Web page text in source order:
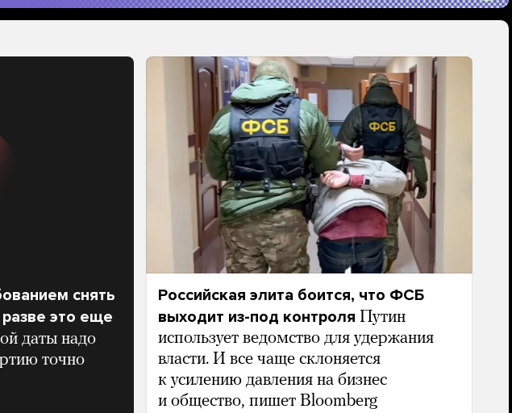
снять
это еще
даты надо
точно
Российская элита боится, что ФСБ
выходит из-под контроля Путин
использует ведомство для удержания
власти. И все чаще склоняется
к усилению давления на бизнес
и общество, пишет Bloomberg